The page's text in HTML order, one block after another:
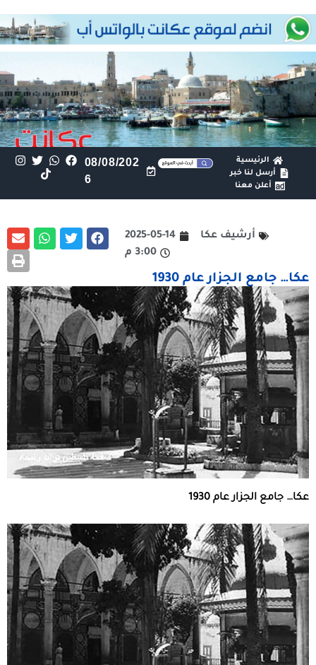
الرئيسية
أرسل لنا خبر
أعلن معنا
08/08/202
6
أرشيف عكا
2025-05-14
3:00 م
عكا… جامع الجزار عام 1930
عكا… جامع الجزار عام 1930